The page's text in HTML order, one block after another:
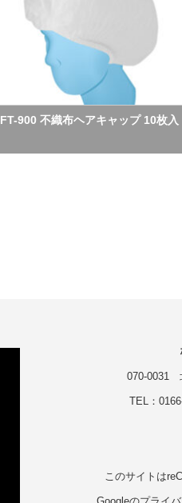
FT-900 不織布ヘアキャップ 10枚入
070-0031
TEL：
このサイトは
Googleのプライ